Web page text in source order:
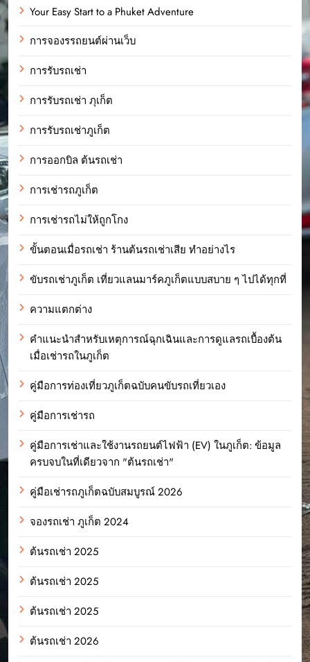
Your Easy Start to a Phuket Adventure
การจองรรถยนต์ผ่านเว็บ
การรับรถเช่า
การรับรถเช่า ภุเก็ต
การรับรถเช่าภูเก็ต
การออกบิล ต้นรถเช่า
การเช่ารถภูเก็ต
การเช่ารถไม่ให้ถูกโกง
ขั้นตอนเมื่อรถเช่า ร้านต้นรถเช่าเสีย ทำอย่างไร
ขับรถเช่าภูเก็ต เที่ยวแลนมาร์คภูเก็ตแบบสบาย ๆ ไปได้ทุกที่
ความแตกต่าง
คำแนะนำสำหรับเหตุการณ์ฉุกเฉินและการดูแลรถเบื้องต้น
เมื่อเช่ารถในภูเก็ต
คู่มือการท่องเที่ยวภูเก็ตฉบับคนขับรถเที่ยวเอง
คู่มือการเช่ารถ
คู่มือการเช่าและใช้งานรถยนต์ไฟฟ้า (EV) ในภูเก็ต: ข้อมูล
ครบจบในที่เดียวจาก "ต้นรถเช่า"
คู่มือเช่ารถภูเก็ตฉบับสมบูรณ์ 2026
จองรถเช่า ภูเก็ต 2024
ต้นรถเช่า 2025
ต้นรถเช่า 2025
ต้นรถเช่า 2025
ต้นรถเช่า 2026